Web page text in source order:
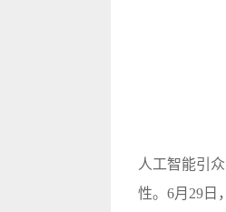
人工智能引
性。6月29日